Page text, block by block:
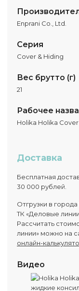
Enprani Co., Ltd.
Серия
Cover & Hiding
Вес брутто (г)
21
Рабочее
Holika Holika
Доставка
Бесплатная
30 000 рублей.
Отгрузки в
ТК «Деловые
Рассчитать
линии» можно на
онлайн-
Видео